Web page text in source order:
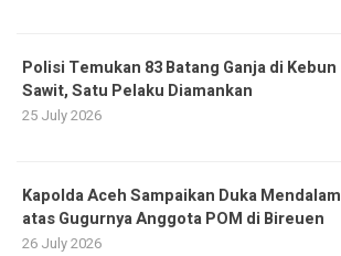
Polisi Temukan 83 Batang Ganja di Kebun
Sawit, Satu Pelaku Diamankan
25 July 2026
Kapolda Aceh Sampaikan Duka Mendalam
atas Gugurnya Anggota POM di Bireuen
26 July 2026